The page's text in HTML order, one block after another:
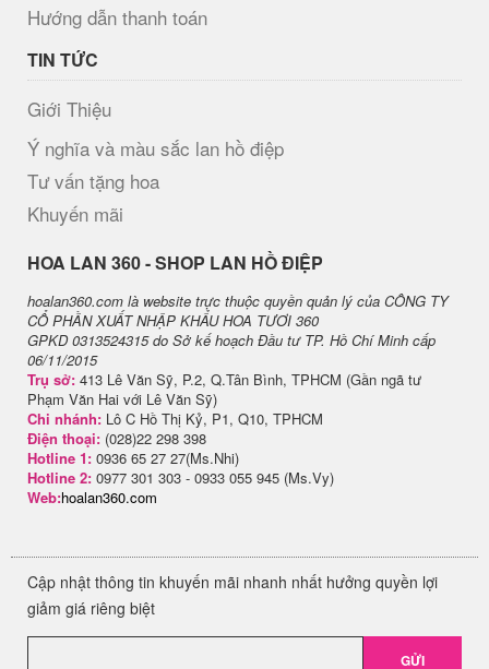
Hướng dẫn thanh toán
TIN TỨC
Giới Thiệu
Ý nghĩa và màu sắc lan hồ điệp
Tư vấn tặng hoa
Khuyến mãi
H​OA LAN 360 - SHOP LAN HỒ ĐIỆP
hoalan360.com là website trực thuộc quyền quản lý của CÔNG TY
CỔ PHẦN XUẤT NHẬP KHẨU HOA TƯƠI 360
GPKD 0313524315 do Sở kế hoạch Đầu tư TP. Hồ Chí Minh cấp
06/11/2015
Trụ sở: 413 Lê Văn Sỹ, P.2, Q.Tân Bình, TPHCM (Gần ngã tư
Phạm Văn Hai với Lê Văn Sỹ)
Chi nhánh: Lô C Hồ Thị Kỷ, P1, Q10, TPHCM
Điện thoại: (028)22 298 398
Hotline 1: 0936 65 27 27(Ms.Nhi)
Hotline 2: 0977 301 303 - 0933 055 945 (Ms.Vy)
Web:hoalan360.com
Cập nhật thông tin khuyến mãi nhanh nhất hưởng quyền lợi
giảm giá riêng biệt
GỬI